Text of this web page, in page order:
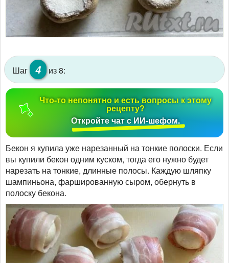
Шаг 4 из 8:
Что-то непонятно и есть вопросы к этому
рецепту?
Откройте чат с ИИ-шефом.
Бекон я купила уже нарезанный на тонкие полоски. Если
вы купили бекон одним куском, тогда его нужно будет
нарезать на тонкие, длинные полосы. Каждую шляпку
шампиньона, фаршированную сыром, обернуть в
полоску бекона.